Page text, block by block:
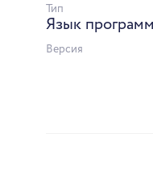
Тип
Язык
Версия